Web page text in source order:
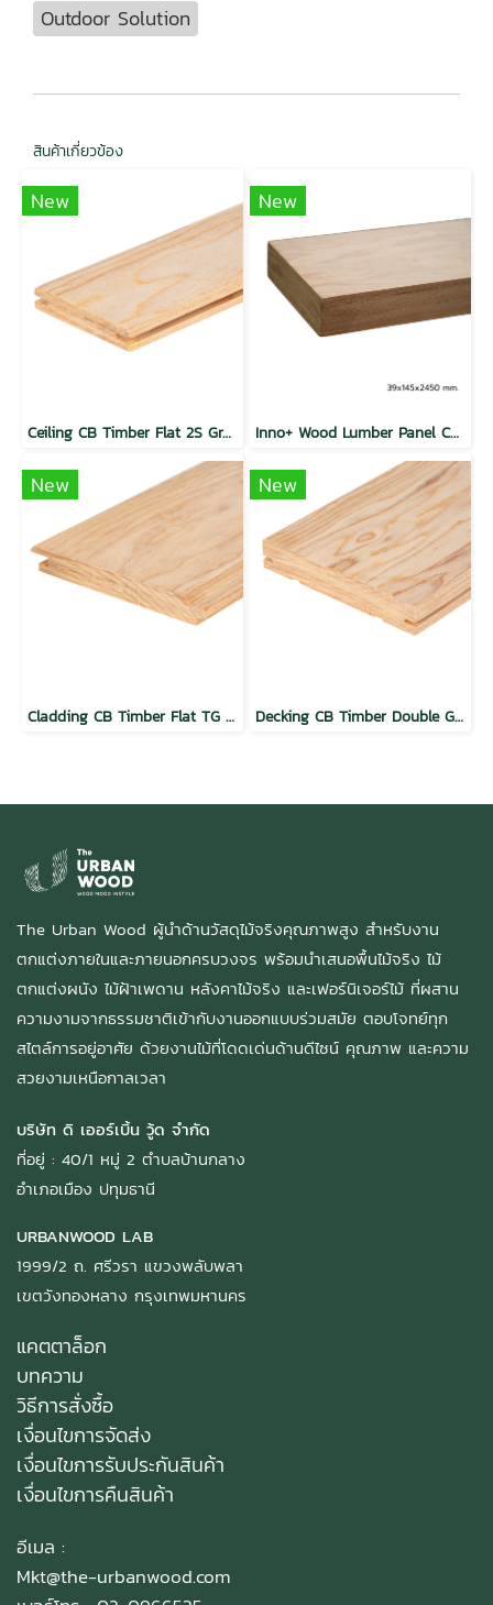
Outdoor Solution
สินค้าเกี่ยวข้อง
New
Ceiling CB Timber Flat 2S Groove Natural
New
Inno+ Wood Lumber Panel CT Flat Natural
New
Cladding CB Timber Flat TG Natural
New
Decking CB Timber Double Groove Natural
The Urban Wood ผู้นำด้านวัสดุไม้จริงคุณภาพสูง สำหรับงาน
ตกแต่งภายในและภายนอกครบวงจร พร้อมนำเสนอพื้นไม้จริง ไม้
ตกแต่งผนัง ไม้ฝ้าเพดาน หลังคาไม้จริง และเฟอร์นิเจอร์ไม้ ที่ผสาน
ความงามจากธรรมชาติเข้ากับงานออกแบบร่วมสมัย ตอบโจทย์ทุก
สไตล์การอยู่อาศัย ด้วยงานไม้ที่โดดเด่นด้านดีไซน์ คุณภาพ และความ
สวยงามเหนือกาลเวลา
บริษัท ดิ เออร์เบิ้น วู้ด จำกัด
ที่อยู่ : 40/1 หมู่ 2 ตำบลบ้านกลาง
อำเภอเมือง ปทุมธานี
URBANWOOD LAB
1999/2 ถ. ศรีวรา แขวงพลับพลา
เขตวังทองหลาง กรุงเทพมหานคร
แคตตาล็อก
บทความ
วิธีการสั่งซื้อ
เงื่อนไขการจัดส่ง
เงื่อนไขการรับประกันสินค้า
เงื่อนไขการคืนสินค้า
อีเมล :
Mkt@the-urbanwood.com